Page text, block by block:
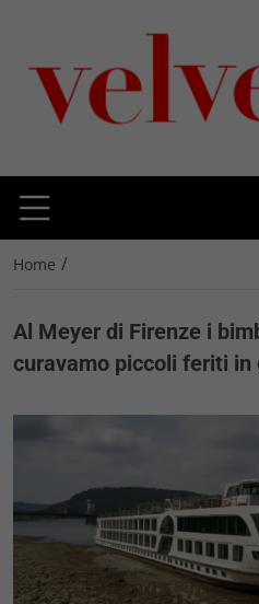
Home /
Al Meyer di Firenze i
curavamo piccoli feriti in